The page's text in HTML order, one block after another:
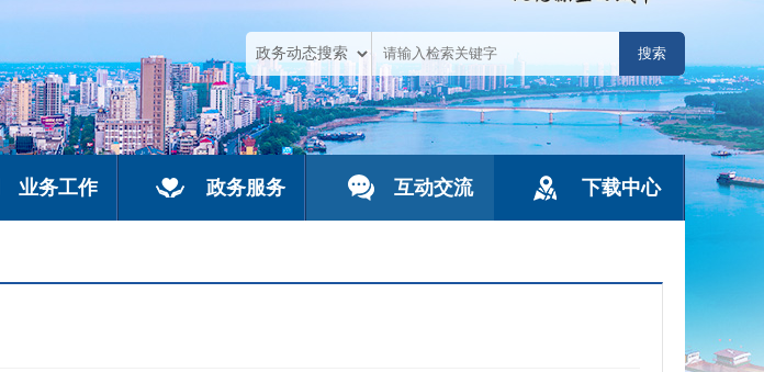
业务工作 政务服务 互动交流 下载中心